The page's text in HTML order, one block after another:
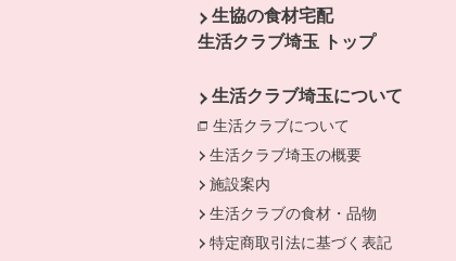
生協の食材宅配
生活クラブ埼玉 トップ
生活クラブ埼玉について
生活クラブについて
別のウィンド
生活クラブ埼玉の概要
施設案内
生活クラブの食材・品物
特定商取引法に基づく表記